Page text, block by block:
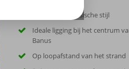
Hotel in Andalusische stijl
Ideale ligging bij het centrum
Banus
Op loopafstand van het strand